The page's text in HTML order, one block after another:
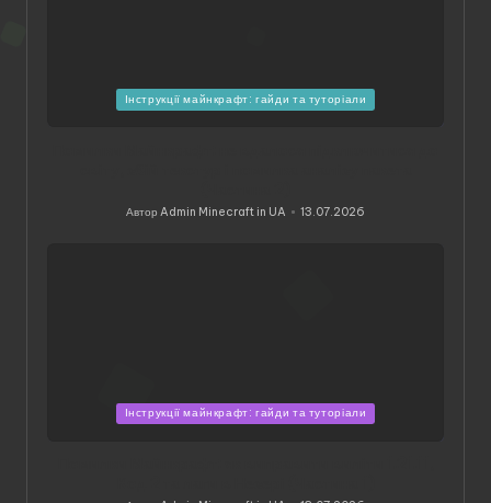
ОпублікованоІнструкції майнкрафт: гайди та туторіали
Опубліковано
АвторAdmin Minecraft in UA 13.07.2026
ОпублікованоІнструкції майнкрафт: гайди та туторіали